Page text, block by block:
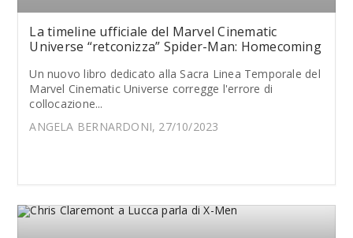
La timeline ufficiale del Marvel Cinematic
Universe “retconizza” Spider-Man: Homecoming
Un nuovo libro dedicato alla Sacra Linea Temporale del
Marvel Cinematic Universe corregge l'errore di
collocazione...
ANGELA BERNARDONI, 27/10/2023